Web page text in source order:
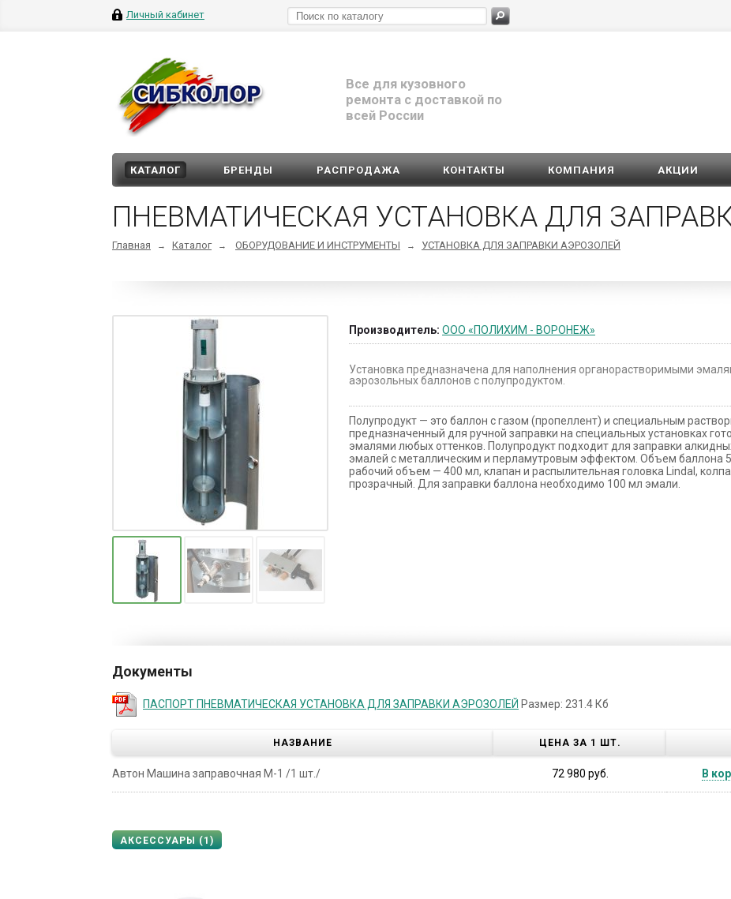
Личный кабинет
Все для кузовного
ремонта с доставкой по
всей России
КАТАЛОГ БРЕНДЫ РАСПРОДАЖА КОНТАКТЫ КОМПАНИЯ АКЦИИ
ПНЕВМАТИЧЕСКАЯ УСТАНОВКА ДЛЯ
Главная → Каталог → ОБОРУДОВАНИЕ И ИНСТРУМЕНТЫ → УСТАНОВКА ДЛЯ ЗАПРАВКИ АЭРОЗОЛЕЙ
Производитель: ООО «ПОЛИХИМ - ВОРОНЕЖ»
Установка предназначена для наполнения органорастворимыми
аэрозольных баллонов с полупродуктом.
Полупродукт — это баллон с газом (пропеллент) и специальным
предназначенный для ручной заправки на специальных установках
эмалями любых оттенков. Полупродукт подходит для заправки
эмалей с металлическим и перламутровым эффектом. Объем баллона
рабочий объем — 400 мл, клапан и распылительная головка Lindal,
прозрачный. Для заправки баллона необходимо 100 мл эмали.
Документы
ПАСПОРТ ПНЕВМАТИЧЕСКАЯ УСТАНОВКА ДЛЯ ЗАПРАВКИ АЭРОЗОЛЕЙ Размер: 231.4 Кб
НАЗВАНИЕ ЦЕНА ЗА 1 ШТ.
Автон Машина заправочная М-1 /1 шт./ 72 980 руб. В
АКСЕССУАРЫ (1)